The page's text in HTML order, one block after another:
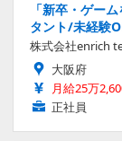
「新卒・ゲー
タント/未経験
株式会社enrich
大阪府
月給25万
正社員